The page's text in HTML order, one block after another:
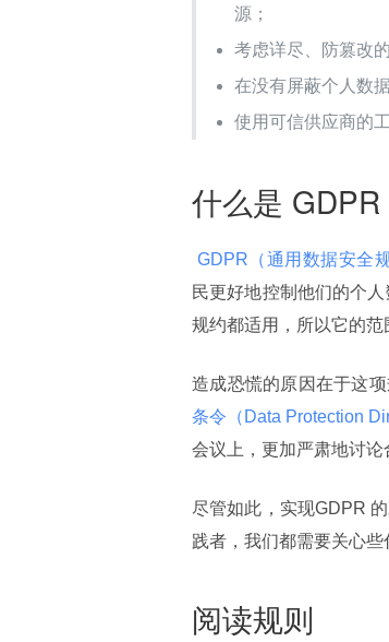
源；
考虑详尽、防篡改
在没有屏蔽个人数
使用可信供应商的
什么是
GDPR（通用数据安全
民更好地控制他们的个
规约都适用，所以它的范
造成恐慌的原因在于这
条令（Data Protection
会议上，更加严肃地讨论
尽管如此，实现GDPR
践者，我们都需要关心些
阅读规则